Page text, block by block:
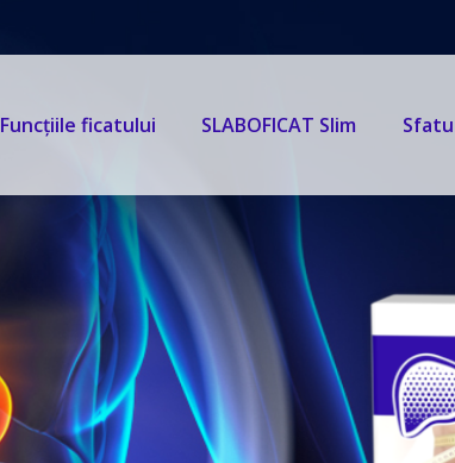
Funcţiile ficatului SLABOFICAT Slim